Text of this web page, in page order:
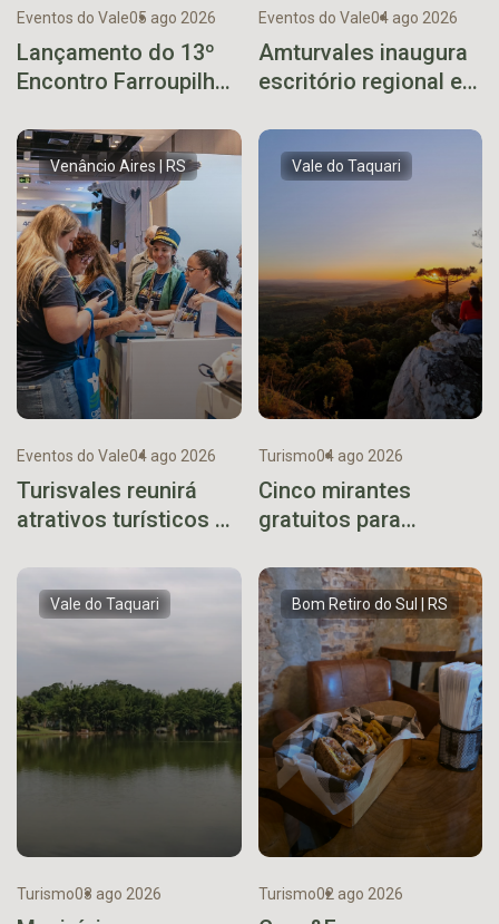
Eventos do Vale05 ago 2026
Lançamento do 13º
Encontro Farroupilha
neste sábado
Eventos do Vale04 ago 2026
Amturvales inaugura
escritório regional em
Venâncio Aires | RS
Eventos do Vale04 ago 2026
Turisvales reunirá
atrativos turísticos de
Rio Grande do Sul
Vale do Taquari
Turismo04 ago 2026
Cinco mirantes
gratuitos para
Taquari
Vale do Taquari
Turismo03 ago 2026
Bom Retiro do Sul | RS
Turismo02 ago 2026